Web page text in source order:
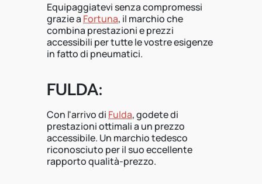
Equipaggiatevi senza compromessi
grazie a Fortuna, il marchio che
combina prestazioni e prezzi
accessibili per tutte le vostre esigenze
in fatto di pneumatici.
FULDA:
Con l'arrivo di Fulda, godete di
prestazioni ottimali a un prezzo
accessibile. Un marchio tedesco
riconosciuto per il suo eccellente
rapporto qualità-prezzo.